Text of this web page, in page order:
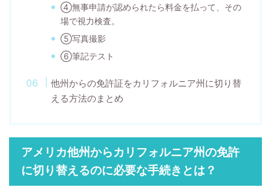
④無事申請が認められたら料金を払って、その
場で視力検査。
⑤写真撮影
⑥筆記テスト
他州からの免許証をカリフォルニア州に切り替
える方法のまとめ
アメリカ他州からカリフォルニア州の免許
に切り替えるのに必要な手続きとは？